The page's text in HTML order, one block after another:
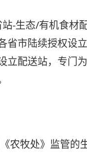
-生态/有机食材
省市陆续授权设
立配送站，专门
农牧处》监管的